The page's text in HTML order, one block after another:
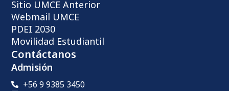
Sitio UMCE Anterior
Webmail UMCE
PDEI 2030
Movilidad Estudiantil
Contáctanos
Admisión
+56 9 9385 3450